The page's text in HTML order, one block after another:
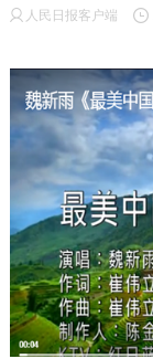
人民日报客户端